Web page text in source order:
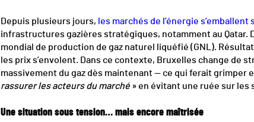
Depuis plusieurs jours, les marchés de l’énergie
infrastructures gazières stratégiques, notamment au Qatar.
mondial de production de gaz naturel liquéfié (GNL).
les prix s’envolent. Dans ce contexte, Bruxelles change de
massivement du gaz dès maintenant — ce qui ferait grimper
rassurer les acteurs du marché » en évitant une ruée sur les
Une situation sous tension… mais encore maîtrisée